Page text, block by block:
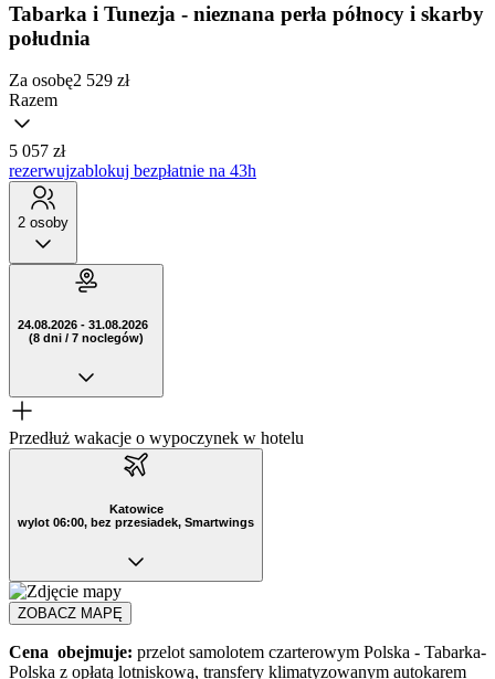
Tabarka i Tunezja - nieznana perła północy i skarby
południa
Za osobę2 529 zł
Razem
5 057 zł
rezerwujzablokuj bezpłatnie na 43h
2 osoby
24.08.2026 - 31.08.2026
(8 dni / 7 noclegów)
Przedłuż wakacje o wypoczynek w hotelu
Katowice
wylot 06:00, bez przesiadek, Smartwings
ZOBACZ MAPĘ
Cena obejmuje: przelot samolotem czarterowym Polska - Tabarka-
Polska z opłatą lotniskową, transfery klimatyzowanym autokarem